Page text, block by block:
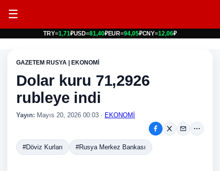
☰
TRY=1,71₽USD=81,40₽EUR=94,05₽CNY=12,06₽
GAZETEM RUSYA | EKONOMİ
Dolar kuru 71,2926
rubleye indi
Yayın: Mayıs 20, 2026 00:03 · EKONOMİ
#Döviz Kurları #Rusya Merkez Bankası